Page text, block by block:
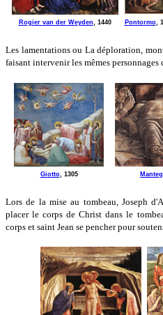
Rogier van der Weyden , 1440 Pontormo,
Les lamentations ou La déploration,
faisant intervenir les mêmes
Giotto, 1305
Lors de la mise au tombeau, Joseph
placer le corps de Christ dans le
corps et saint Jean se pencher pour